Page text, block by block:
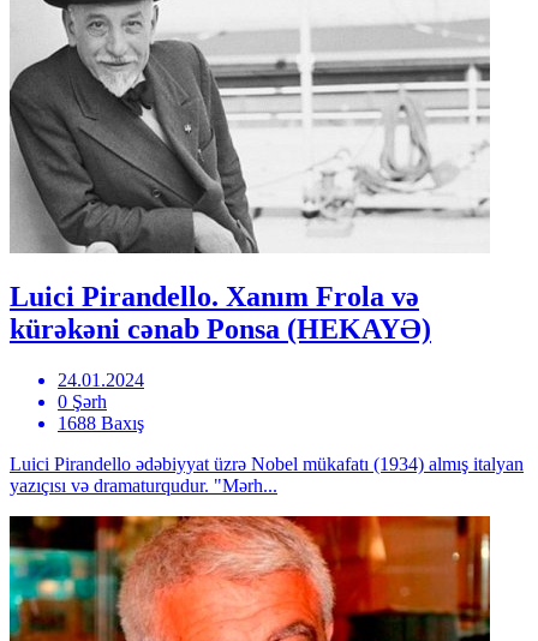
Luici Pirandello. Xanım Frola və
kürəkəni cənab Ponsa (HEKAYƏ)
24.01.2024
0 Şərh
1688 Baxış
Luici Pirandello ədəbiyyat üzrə Nobel mükafatı (1934) almış italyan
yazıçısı və dramaturqudur. "Mərh...